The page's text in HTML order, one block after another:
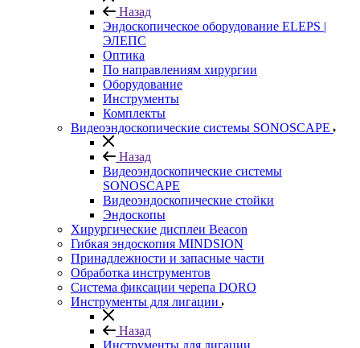
Назад
Эндоскопическое оборудование ELEPS |
ЭЛЕПС
Оптика
По направлениям хирургии
Оборудование
Инструменты
Комплекты
Видеоэндоскопические системы SONOSCAPE
Назад
Видеоэндоскопические системы
SONOSCAPE
Видеоэндоскопические стойки
Эндоскопы
Хирургические дисплеи Beacon
Гибкая эндоскопия MINDSION
Принадлежности и запасные части
Обработка инструментов
Система фиксации черепа DORO
Инструменты для лигации
Назад
Инструменты для лигации